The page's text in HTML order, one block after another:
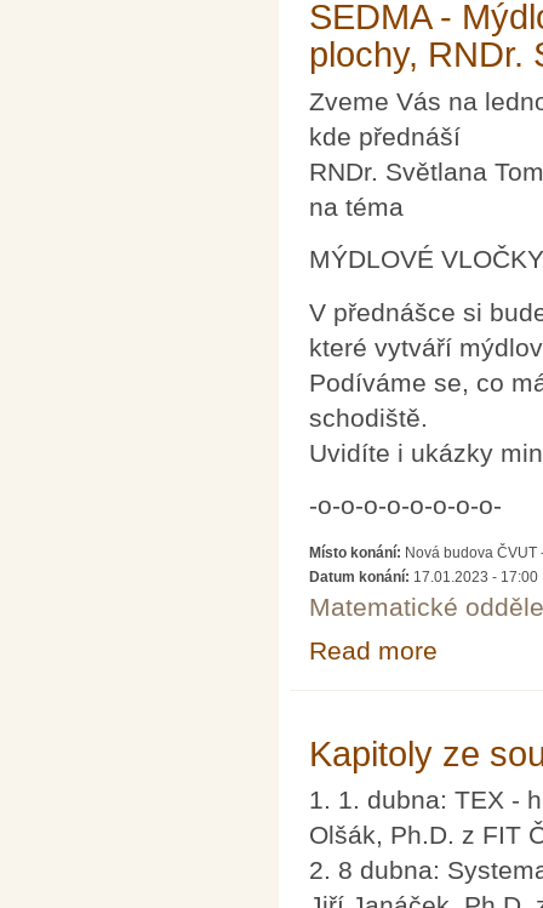
SEDMA -
plochy, RNDr.
Zveme Vás na
kde přednáší
RNDr. Světlana
na téma
MÝDLOVÉ
V přednášce si
které vytváří
Podíváme se, co
schodiště.
Uvidíte i ukázky
-o-o-o-o-o-o-o-o-
Místo konání: Nová budova ČVUT
Datum konání: 17.01.2023 - 17:00
Matematické
Read more
Kapitoly ze
1. 1. dubna: TEX -
Olšák, Ph.D. z FIT
2. 8 dubna: